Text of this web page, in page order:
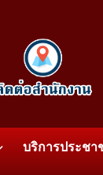
บริการประชา